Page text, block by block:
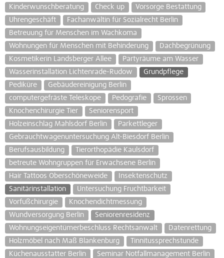
Kinderwunschberatung
Check up
Vorsorge Bestattung
Uhrengeschäft
Fachanwältin für Sozialrecht Berlin
Betreuung für Menschen im Wachkoma
Wohnungen für Menschen mit Behinderung
Dachbegrünung
Kosmetikerin Landsberger Allee
Partyräume am Wasser
Wasserinstallation Lichtenrade-Rudow
Grundpflege
Pediküre
Gebäudereinigung Berlin
computergefräste Teleskope
Pedografie
Sprossen
Knochenchirurgie Tier
Seniorensport
Holzeinschlag Mahlsdorf Berlin
Parkettleger
Gebrauchtwagenuntersuchung Alt-Biesdorf Berlin
Berufsausbildung
Tierorthopädie Kaulsdorf
betreute Wohngruppen für Erwachsene Berlin
Hair Tattoos Oberschöneweide
Insektenschutz
Sanitärinstallation
Untersuchung Fruchtbarkeit
Vorfußchirurgie
Knochendichtmessung
Wundversorgung Berlin
Seniorenresidenz
Wohnungseigentümerbeschluss Rechtsanwalt
Datenrettung
Holzmöbel nach Maß Blankenburg
Tinnitussprechstunde
Küchenausstatter Berlin
Seminar Notfallmanagement Berlin